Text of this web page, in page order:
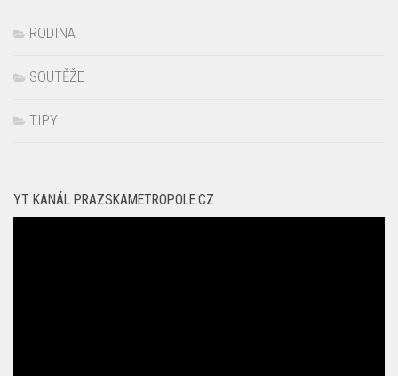
RODINA
SOUTĚŽE
TIPY
YT KANÁL PRAZSKAMETROPOLE.CZ